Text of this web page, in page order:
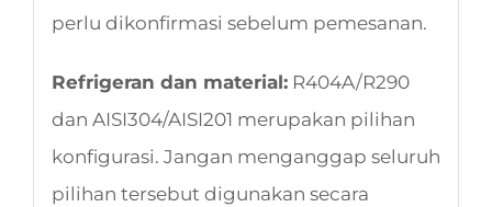
perlu dikonfirmasi sebelum pemesanan.
Refrigeran dan material:R404A/R290
dan AISI304/AISI201 merupakan pilihan
konfigurasi. Jangan menganggap seluruh
pilihan tersebut digunakan secara